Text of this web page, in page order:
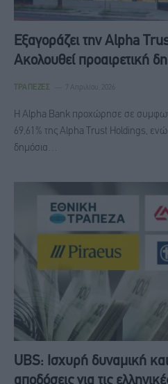
Εξαγοράζει την Alpha
Aκολουθεί προαιρετική
ΤΡΆΠΕΖΕΣ 7 Απριλίου, 2026
Η Alpha Bank προχώρησε σε
69,61% της Alpha Trust Holdings, ενώ
δημόσια…
UBS: Ισχυρή δυναμική
αποδόσεις για τις